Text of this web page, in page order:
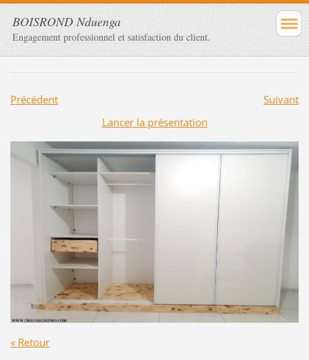
BOISROND Nduenga
Engagement professionnel et satisfaction du client.
Précédent
Suivant
Lancer la présentation
« Retour